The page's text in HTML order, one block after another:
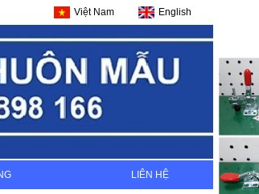
Việt Nam English
LIÊN HỆ